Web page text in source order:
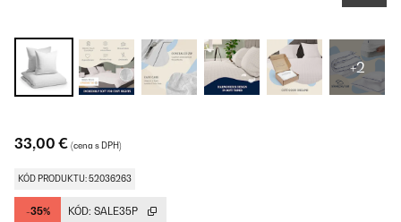
+2
33,00 € (cena s DPH)
KÓD PRODUKTU: 52036263
-35% KÓD: SALE35P